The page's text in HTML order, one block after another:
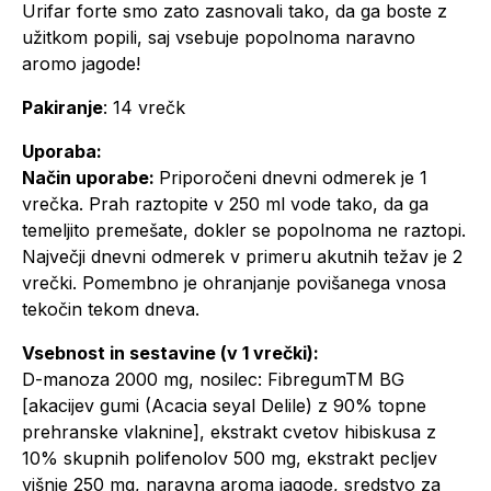
Urifar forte smo zato zasnovali tako, da ga boste z
užitkom popili, saj vsebuje popolnoma naravno
aromo jagode!
Pakiranje: 14 vrečk
Uporaba:
Način uporabe: Priporočeni dnevni odmerek je 1
vrečka. Prah raztopite v 250 ml vode tako, da ga
temeljito premešate, dokler se popolnoma ne raztopi.
Največji dnevni odmerek v primeru akutnih težav je 2
vrečki. Pomembno je ohranjanje povišanega vnosa
tekočin tekom dneva.
Vsebnost in sestavine (v 1 vrečki):
D-manoza 2000 mg, nosilec: FibregumTM BG
[akacijev gumi (Acacia seyal Delile) z 90% topne
prehranske vlaknine], ekstrakt cvetov hibiskusa z
10% skupnih polifenolov 500 mg, ekstrakt pecljev
višnje 250 mg, naravna aroma jagode, sredstvo za